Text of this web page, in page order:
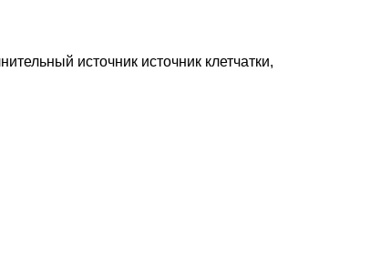
источник источник клетчатки,